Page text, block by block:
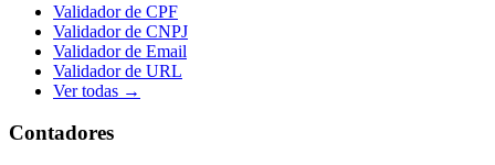
Validador de CPF
Validador de CNPJ
Validador de Email
Validador de URL
Ver todas →
Contadores